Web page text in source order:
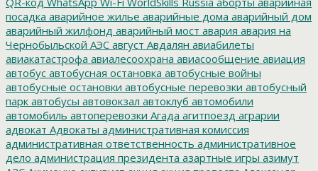
посадка аварийное жилье аварийные дома аварийный дом
аварийный жилфонд аварийный мост авария авария на
Чернобыльской АЭС август Авдалян авиабилеты
авиакатастрофа авиалесоохрана авиасообщение авиация
автобус автобусная остановка автобусные войны
автобусные остановки автобусные перевозки автобусный
парк автобусы автовокзал автоклуб автомобили
автомобиль автоперевозки Агада агитпоезд аграрии
адвокат Адвокаты административная комиссия
административная ответственность административное
дело администрация президента азартные игры азимут